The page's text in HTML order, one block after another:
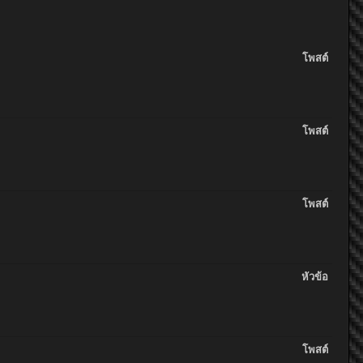
โพสต์
โพสต์
โพสต์
หัวข้อ
โพสต์